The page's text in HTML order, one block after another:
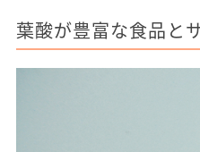
葉酸が豊富な食品と